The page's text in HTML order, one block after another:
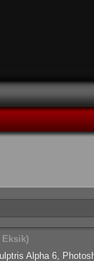
Eksik)
Alpha 6,